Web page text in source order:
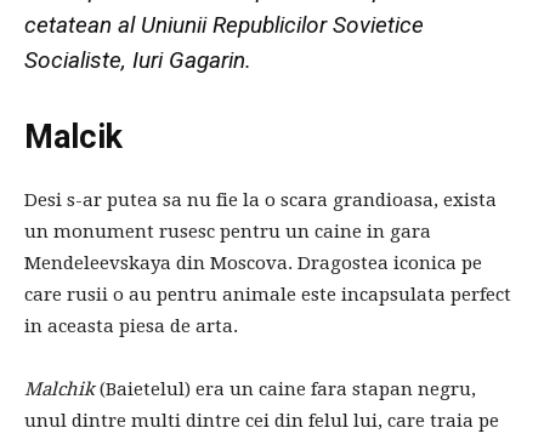
cetatean al Uniunii Republicilor Sovietice
Socialiste, Iuri Gagarin.
Malcik
Desi s-ar putea sa nu fie la o scara grandioasa, exista
un monument rusesc pentru un caine in gara
Mendeleevskaya din Moscova. Dragostea iconica pe
care rusii o au pentru animale este incapsulata perfect
in aceasta piesa de arta.
Malchik(Baietelul) era un caine fara stapan negru,
unul dintre multi dintre cei din felul lui, care traia pe